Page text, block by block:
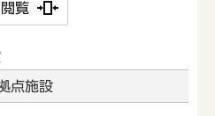
覧
点施設